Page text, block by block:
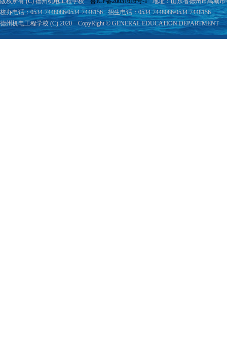
校办电话：0534-7448086/0534-7448156
招生电话：0534-7448086/0534-7448156
德州机电工程学校 (C) 2020 CopyRight © GENERAL EDUCATION DEPARTMENT